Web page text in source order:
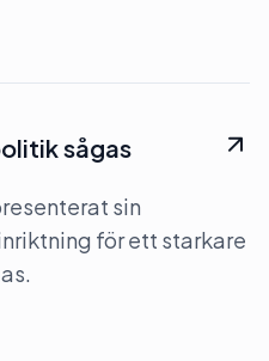
sågas
sin
för ett starkare